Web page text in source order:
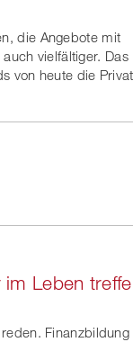
die Angebote mit
vielfältiger. Das
von heute die
Leben
Finanzbildung